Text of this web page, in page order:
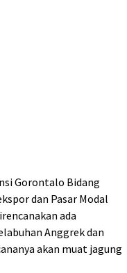
Gorontalo Bidang
dan Pasar Modal
ada
Anggrek dan
akan muat jagung